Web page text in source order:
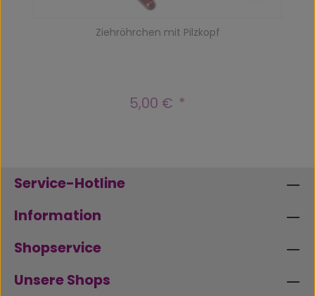
Ziehröhrchen mit Pilzkopf
Regulärer Preis:
5,00 €
Service-Hotline
Information
Shopservice
Unsere Shops